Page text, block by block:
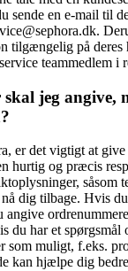
sende en e-mail til
tilgængelig på deres
teammedlem i
jeg angive,
er det vigtigt at give
hurtig og præcis
såsom
nå dig tilbage. Hvis
angive
du har et spørgsmål
som muligt, f.eks.
kan hjælpe dig